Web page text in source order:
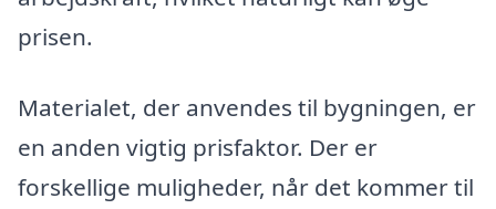
prisen.
Materialet, der anvendes til bygningen, er
en anden vigtig prisfaktor. Der er
forskellige muligheder, når det kommer til